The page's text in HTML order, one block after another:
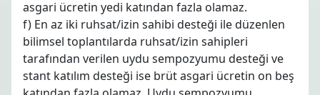
asgari ücretin yedi katından fazla olamaz.
f) En az iki ruhsat/izin sahibi desteği ile düzenlen
bilimsel toplantılarda ruhsat/izin sahipleri
tarafından verilen uydu sempozyumu desteği ve
stant katılım desteği ise brüt asgari ücretin on beş